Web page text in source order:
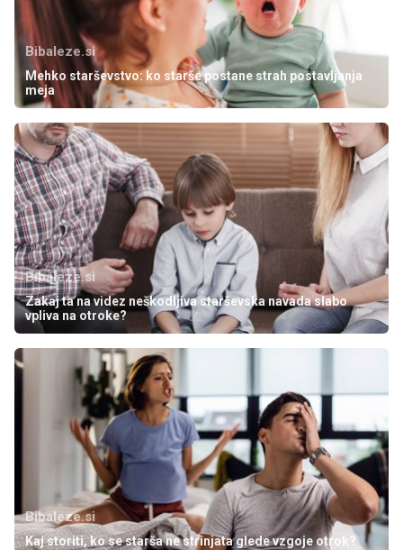
Bibaleze.si
Mehko starševstvo: ko starše postane strah postavljanja
meja
Bibaleze.si
Zakaj ta na videz neškodljiva starševska navada slabo
vpliva na otroke?
Bibaleze.si
Kaj storiti, ko se starša ne strinjata glede vzgoje otrok?